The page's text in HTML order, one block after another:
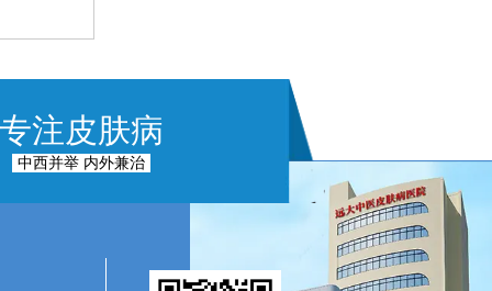
专注皮肤病
中西并举 内外兼治